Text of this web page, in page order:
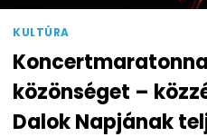
KULTÚRA
közönséget –
Dalok Napjának